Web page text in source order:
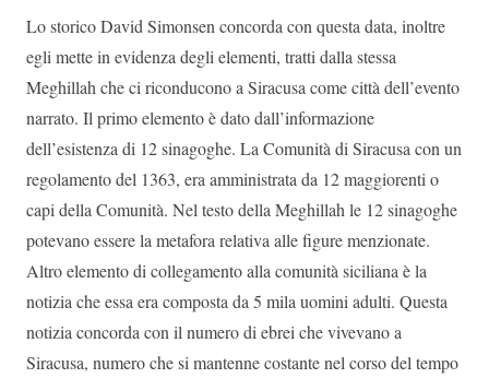
Lo storico David Simonsen concorda con questa data, inoltre
egli mette in evidenza degli elementi, tratti dalla stessa
Meghillah che ci riconducono a Siracusa come città dell’evento
narrato. Il primo elemento è dato dall’informazione
dell’esistenza di 12 sinagoghe. La Comunità di Siracusa con un
regolamento del 1363, era amministrata da 12 maggiorenti o
capi della Comunità. Nel testo della Meghillah le 12 sinagoghe
potevano essere la metafora relativa alle figure menzionate.
Altro elemento di collegamento alla comunità siciliana è la
notizia che essa era composta da 5 mila uomini adulti. Questa
notizia concorda con il numero di ebrei che vivevano a
Siracusa, numero che si mantenne costante nel corso del tempo